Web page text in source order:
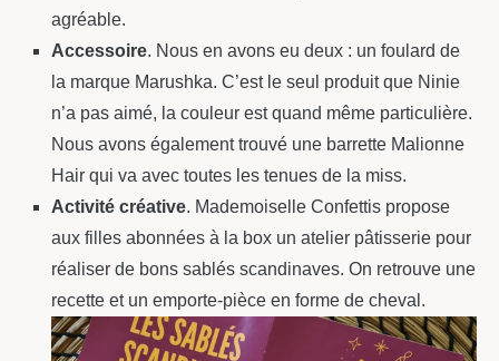
agréable.
Accessoire. Nous en avons eu deux : un foulard de
la marque Marushka. C’est le seul produit que Ninie
n’a pas aimé, la couleur est quand même particulière.
Nous avons également trouvé une barrette Malionne
Hair qui va avec toutes les tenues de la miss.
Activité créative. Mademoiselle Confettis propose
aux filles abonnées à la box un atelier pâtisserie pour
réaliser de bons sablés scandinaves. On retrouve une
recette et un emporte-pièce en forme de cheval.